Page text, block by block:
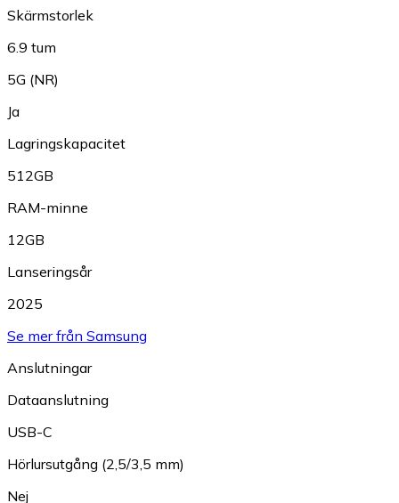
Skärmstorlek
6.9 tum
5G (NR)
Ja
Lagringskapacitet
512GB
RAM-minne
12GB
Lanseringsår
2025
Se mer från Samsung
Anslutningar
Dataanslutning
USB-C
Hörlursutgång (2,5/3,5 mm)
Nej